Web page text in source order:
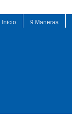
Inicio 9 Maneras